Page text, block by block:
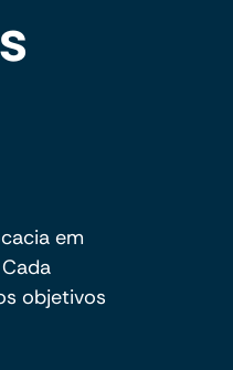
em
objetivos